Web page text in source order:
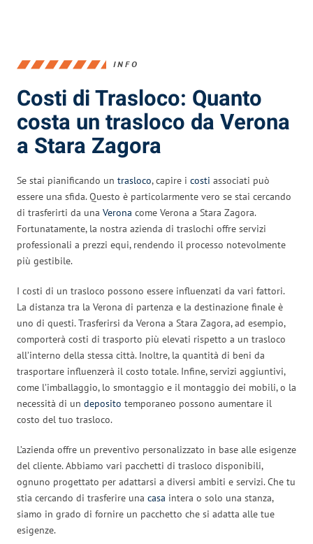
INFO
Costi di Trasloco: Quanto
costa un trasloco da Verona
a Stara Zagora
Se stai pianificando un trasloco, capire i costi associati può
essere una sfida. Questo è particolarmente vero se stai cercando
di trasferirti da una Verona come Verona a Stara Zagora.
Fortunatamente, la nostra azienda di traslochi offre servizi
professionali a prezzi equi, rendendo il processo notevolmente
più gestibile.
I costi di un trasloco possono essere influenzati da vari fattori.
La distanza tra la Verona di partenza e la destinazione finale è
uno di questi. Trasferirsi da Verona a Stara Zagora, ad esempio,
comporterà costi di trasporto più elevati rispetto a un trasloco
all’interno della stessa città. Inoltre, la quantità di beni da
trasportare influenzerà il costo totale. Infine, servizi aggiuntivi,
come l’imballaggio, lo smontaggio e il montaggio dei mobili, o la
necessità di un deposito temporaneo possono aumentare il
costo del tuo trasloco.
L’azienda offre un preventivo personalizzato in base alle esigenze
del cliente. Abbiamo vari pacchetti di trasloco disponibili,
ognuno progettato per adattarsi a diversi ambiti e servizi. Che tu
stia cercando di trasferire una casa intera o solo una stanza,
siamo in grado di fornire un pacchetto che si adatta alle tue
esigenze.